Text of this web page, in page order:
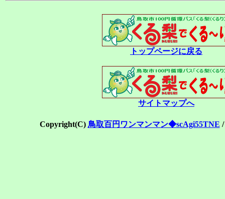
トップページに戻る
サイトマップへ
Copyright(C) 鳥取百円ワンマンマン◆scAgi55TNE